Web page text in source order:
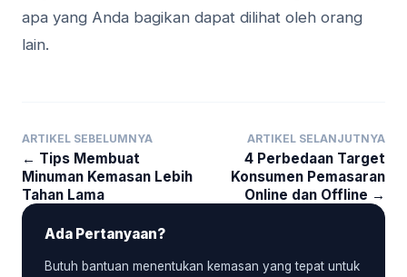
apa yang Anda bagikan dapat dilihat oleh orang
lain.
ARTIKEL SEBELUMNYA
← Tips Membuat
Minuman Kemasan Lebih
Tahan Lama
ARTIKEL SELANJUTNYA
4 Perbedaan Target
Konsumen Pemasaran
Online dan Offline →
Ada Pertanyaan?
Butuh bantuan menentukan kemasan yang tepat untuk